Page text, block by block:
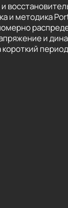
и методика
и